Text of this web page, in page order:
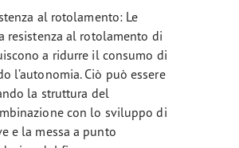
al rotolamento: Le
resistenza al rotolamento di
a ridurre il consumo di
l’autonomia. Ciò può essere
la struttura del
con lo sviluppo di
e la messa a punto